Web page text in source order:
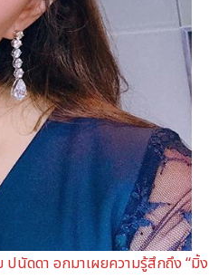
ปนัดดา อกมาเผยความรู้สึกถึง “